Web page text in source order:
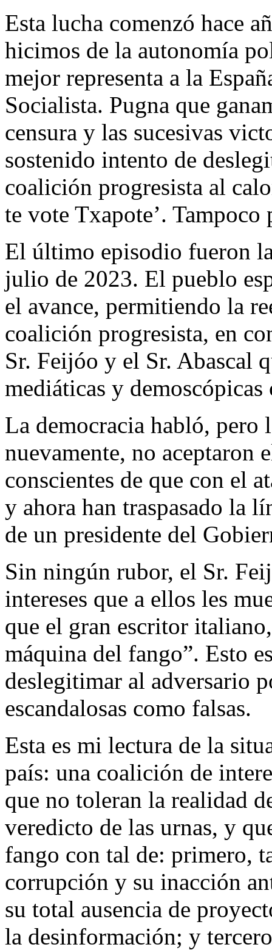
Esta lucha comenzó hace
hicimos de la autonomía
mejor representa a la
Socialista. Pugna que
censura y las sucesivas
sostenido intento de
coalición progresista al
te vote Txapote’.
El último episodio fueron
julio de 2023. El pueblo
el avance, permitiendo la
coalición progresista, en
Sr. Feijóo y el Sr. Abascal
mediáticas y demoscópicas
La democracia habló, pero
nuevamente, no aceptaron
conscientes de que con el
y ahora han traspasado la
de un presidente del
Sin ningún rubor, el Sr.
intereses que a ellos les
que el gran escritor
máquina del fango”. Esto
deslegitimar al adversario
escandalosas como falsas.
Esta es mi lectura de la
país: una coalición de
que no toleran la realidad
veredicto de las urnas, y
fango con tal de: primero,
corrupción y su inacción
su total ausencia de
la desinformación; y